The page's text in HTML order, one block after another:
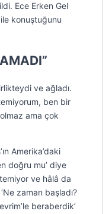
Ece Erken Gel
ile konuştuğunu
ve ağladı.
ben bir
ama çok
Amerika’daki
doğru mu’ diye
ve hâlâ da
zaman başladı?
beraberdik’